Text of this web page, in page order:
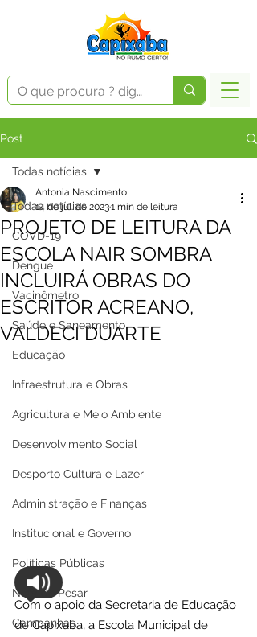
Post
Todas notícias
COVD-19
Dengue
Vacinômetro
Saúde e Saneamento
Educação
Infraestrutura e Obras
Agricultura e Meio Ambiente
Desenvolvimento Social
Desporto Cultura e Lazer
Administração e Finanças
Institucional e Governo
Políticas Públicas
Nota de Pesar
Campanhas
Todas notícias
PROJETO DE LEITURA DA
ESCOLA NAIR SOMBRA
INCLUIRÁ OBRAS DO
ESCRITOR ACREANO,
VALDECI DUARTE
Antonia Nascimento
14 de jul. de 20231 min de leitura
Com o apoio da Secretaria de Educação
de Capixaba, a Escola Municipal de